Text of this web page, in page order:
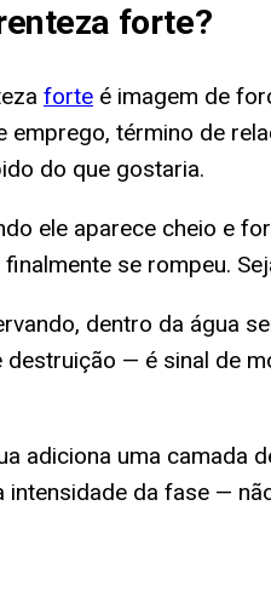
forte?
forte é imagem de
término de
do que gostaria.
ele aparece cheio e
se rompeu.
dentro da água
— é sinal de
adiciona uma camada
da fase —